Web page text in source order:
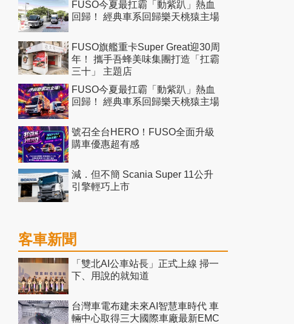
FUSO今夏最扛霸「動紫趴」熱血
回歸！ 經典車系回歸樂天桃猿主場
FUSO旗艦重卡Super Great迎30周
年！ 攜手吾蜂美味集團打造「扛霸
三十」 主題店
FUSO今夏最扛霸「動紫趴」熱血
回歸！ 經典車系回歸樂天桃猿主場
號召全台HERO！FUSO全面升級
購車優惠超有感
減．但不簡 Scania Super 11公升
引擎輕巧上市
客車新聞
「雙北AI公車站長」正式上線 掃一
下、用說的就知道
台灣車電布建未來AI智慧車時代 車
輛中心取得三大國際車廠最新EMC